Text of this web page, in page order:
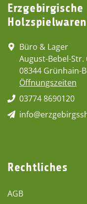
Holzspielwaren
Büro & Lager
August-Bebel-Str.
08344 Grünhain-
Öffnungszeiten
03774 8690120
Rechtliches
AGB